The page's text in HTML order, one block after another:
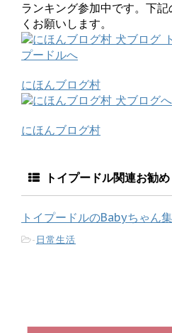
ランキング参加中です。下
くお願いします。
にほんブログ村
にほんブログ村
トイプードル関連お勧め
トイプードルのBabyちゃん
- 日常生活